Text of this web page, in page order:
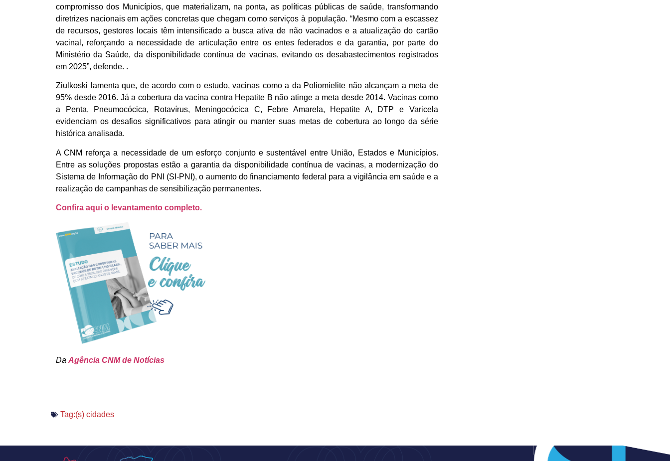
compromisso dos Municípios, que materializam, na ponta, as políticas públicas de saúde, transformando
diretrizes nacionais em ações concretas que chegam como serviços à população. “Mesmo com a escassez
de recursos, gestores locais têm intensificado a busca ativa de não vacinados e a atualização do cartão
vacinal, reforçando a necessidade de articulação entre os entes federados e da garantia, por parte do
Ministério da Saúde, da disponibilidade contínua de vacinas, evitando os desabastecimentos registrados
em 2025”, defende. .
Ziulkoski lamenta que, de acordo com o estudo, vacinas como a da Poliomielite não alcançam a meta de
95% desde 2016. Já a cobertura da vacina contra Hepatite B não atinge a meta desde 2014. Vacinas como
a Penta, Pneumocócica, Rotavírus, Meningocócica C, Febre Amarela, Hepatite A, DTP e Varicela
evidenciam os desafios significativos para atingir ou manter suas metas de cobertura ao longo da série
histórica analisada.
A CNM reforça a necessidade de um esforço conjunto e sustentável entre União, Estados e Municípios.
Entre as soluções propostas estão a garantia da disponibilidade contínua de vacinas, a modernização do
Sistema de Informação do PNI (SI-PNI), o aumento do financiamento federal para a vigilância em saúde e a
realização de campanhas de sensibilização permanentes.
Confira aqui o levantamento completo.
Da Agência CNM de Notícias
Tag:(s) cidades